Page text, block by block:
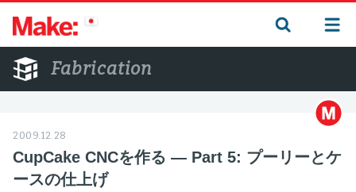
Fabrication
2009.12.28
CupCake CNCを作る — Part 5: プーリーとケ
ースの仕上げ